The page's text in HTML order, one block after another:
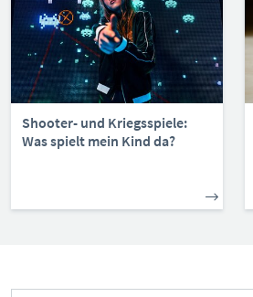
Shooter- und Kriegsspiele:
Was spielt mein Kind da?